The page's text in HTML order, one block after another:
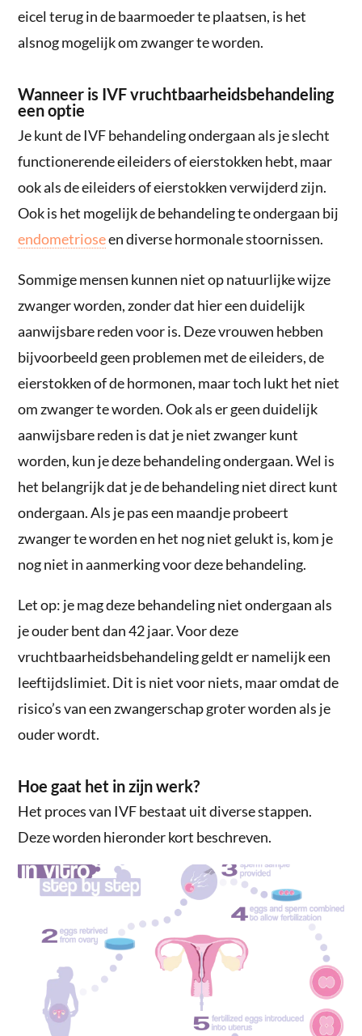
eicel terug in de baarmoeder te plaatsen, is het
alsnog mogelijk om zwanger te worden.
Wanneer is IVF vruchtbaarheidsbehandeling
een optie
Je kunt de IVF behandeling ondergaan als je slecht
functionerende eileiders of eierstokken hebt, maar
ook als de eileiders of eierstokken verwijderd zijn.
Ook is het mogelijk de behandeling te ondergaan bij
endometrioseen diverse hormonale stoornissen.
Sommige mensen kunnen niet op natuurlijke wijze
zwanger worden, zonder dat hier een duidelijk
aanwijsbare reden voor is. Deze vrouwen hebben
bijvoorbeeld geen problemen met de eileiders, de
eierstokken of de hormonen, maar toch lukt het niet
om zwanger te worden. Ook als er geen duidelijk
aanwijsbare reden is dat je niet zwanger kunt
worden, kun je deze behandeling ondergaan. Wel is
het belangrijk dat je de behandeling niet direct kunt
ondergaan. Als je pas een maandje probeert
zwanger te worden en het nog niet gelukt is, kom je
nog niet in aanmerking voor deze behandeling.
Let op: je mag deze behandeling niet ondergaan als
je ouder bent dan 42 jaar. Voor deze
vruchtbaarheidsbehandeling geldt er namelijk een
leeftijdslimiet. Dit is niet voor niets, maar omdat de
risico’s van een zwangerschap groter worden als je
ouder wordt.
Hoe gaat het in zijn werk?
Het proces van IVF bestaat uit diverse stappen.
Deze worden hieronder kort beschreven.